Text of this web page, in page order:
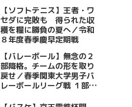
～
【ソフトテニス】王者・ワ
セダに完敗も 得られた収
穫を糧に勝負の夏へ／令和
８年度春季慶早定期戦
【バレーボール】無念の２
部降格。チームの形を取り
戻せ／春季関東大学男子バ
レーボールリーグ戦 １部・